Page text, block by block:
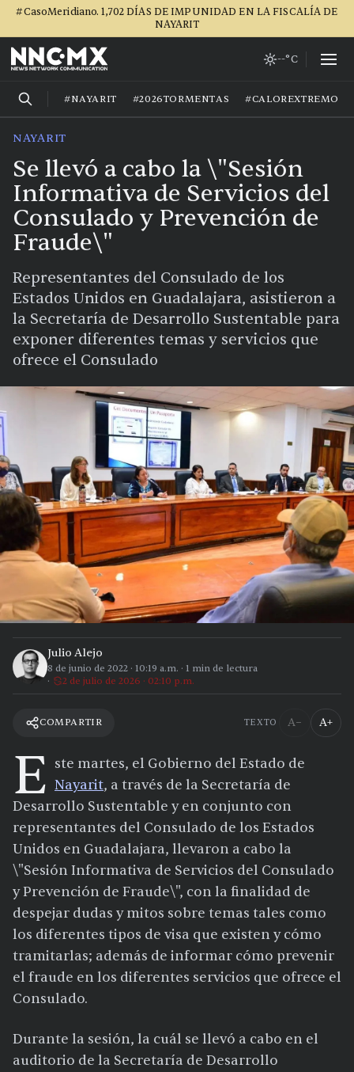
#CasoMeridiano. 1,702 DÍAS DE IMPUNIDAD EN LA FISCALÍA DE
NAYARIT
--°C
#NAYARIT #2026TORMENTAS #CALOREXTREMO
NAYARIT
Se llevó a cabo la \"Sesión
Informativa de Servicios del
Consulado y Prevención de
Fraude\"
Representantes del Consulado de los
Estados Unidos en Guadalajara, asistieron a
la Secretaría de Desarrollo Sustentable para
exponer diferentes temas y servicios que
ofrece el Consulado
Julio Alejo
8 de junio de 2022 · 10:19 a.m. · 1 min de lectura
2 de julio de 2026 · 02:10 p.m.
COMPARTIR TEXTO A− A+
E ste martes, el Gobierno del Estado de
Nayarit, a través de la Secretaría de
Desarrollo Sustentable y en conjunto con
representantes del Consulado de los Estados
Unidos en Guadalajara, llevaron a cabo la
\"Sesión Informativa de Servicios del Consulado
y Prevención de Fraude\", con la finalidad de
despejar dudas y mitos sobre temas tales como
los diferentes tipos de visa que existen y cómo
tramitarlas; además de informar cómo prevenir
el fraude en los diferentes servicios que ofrece el
Consulado.
Durante la sesión, la cuál se llevó a cabo en el
auditorio de la Secretaría de Desarrollo